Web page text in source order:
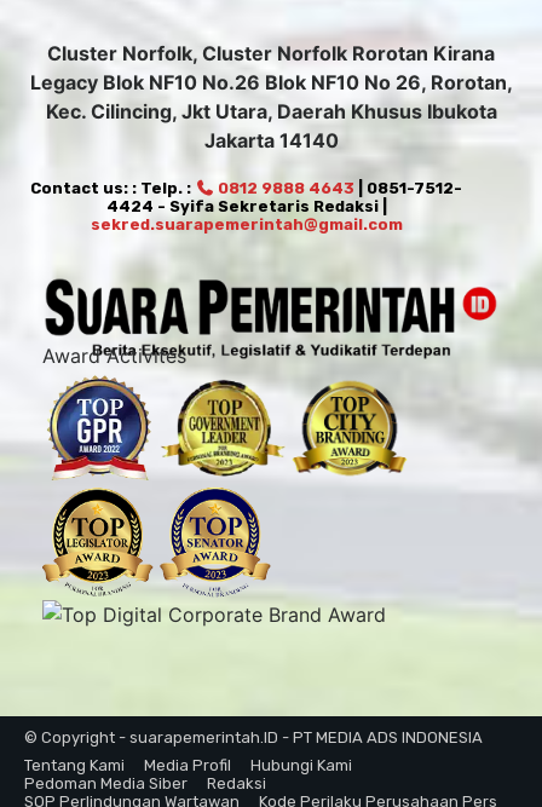
Cluster Norfolk, Cluster Norfolk Rorotan Kirana
Legacy Blok NF10 No.26 Blok NF10 No 26, Rorotan,
Kec. Cilincing, Jkt Utara, Daerah Khusus Ibukota
Jakarta 14140
Contact us: : Telp. : 0812 9888 4643 | 0851-7512-
4424 - Syifa Sekretaris Redaksi |
sekred.suarapemerintah@gmail.com
Award Activites
© Copyright - suarapemerintah.ID - PT MEDIA ADS INDONESIA
Tentang Kami
Media Profil
Hubungi Kami
Pedoman Media Siber
Redaksi
SOP Perlindungan Wartawan
Kode Perilaku Perusahaan Pers